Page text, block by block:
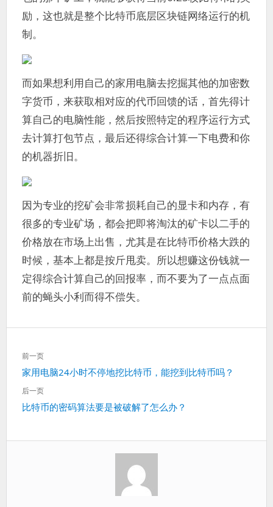
励，这也就是整个比特币底层区块链网络运行的机
制。
而如果想利用自己的家用电脑去挖掘其他的加密数
字货币，来获取相对应的代币回馈的话，首先得计
算自己的电脑性能，然后按照特定的程序运行方式
去计算打包节点，最后还得综合计算一下电费和你
的机器折旧。
因为专业的挖矿会非常损耗自己的显卡和内存，有
很多的专业矿场，都会把即将淘汰的矿卡以二手的
价格放在市场上出售，尤其是在比特币价格大跌的
时候，基本上都是按斤甩卖。所以想赚这份钱就一
定得综合计算自己的回报率，而不要为了一点点面
前的蝇头小利而得不偿失。
文
章
导
航
前一页
上
一
家用电脑24小时不停地挖比特币，能挖到比特币吗？
后一页
下
比特币的密码算法要是被破解了怎么办？